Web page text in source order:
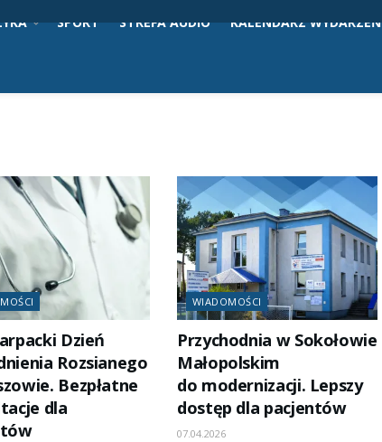
SPORT STREFA AUDIO KALENDARZ WYDARZEŃ
Dzień
Rozsianego
Bezpłatne
dla
WIADOMOŚCI
Przychodnia w Sokołowie
Małopolskim
do modernizacji. Lepszy
dostęp dla pacjentów
07.04.2026